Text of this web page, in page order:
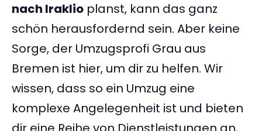
nach Iraklio planst, kann das ganz
schön herausfordernd sein. Aber keine
Sorge, der Umzugsprofi Grau aus
Bremen ist hier, um dir zu helfen. Wir
wissen, dass so ein Umzug eine
komplexe Angelegenheit ist und bieten